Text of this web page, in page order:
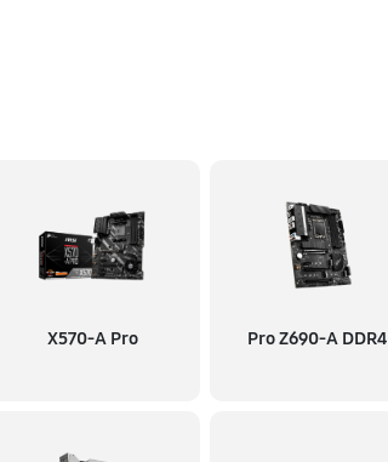
X570-A Pro Pro Z690-A DDR4